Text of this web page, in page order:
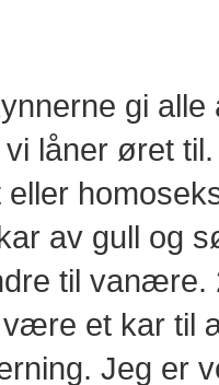
gi
låner øret
av gull og
til vanære.
et kar til
Jeg er